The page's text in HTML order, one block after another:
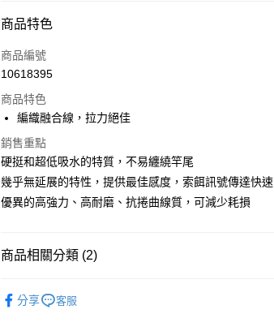
付款方式
信用卡一次付款
LINE Pay
Apple Pay
ATM付款
運送方式
每筆NT$60
商品特色
商品編號
10618395
商品特色
編織融合線，拉力絕佳
銷售重點
硬挺和超低吸水的特質，不易纏繞竿尾
幾乎無延展的特性，提供最佳感度，索餌訊號傳達快速
優異的高強力、高耐磨、抗捲曲線質，可減少耗損
商品相關分類 (2)
分享 客服